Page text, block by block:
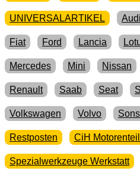
UNIVERSALARTIKEL Audi
Fiat Ford Lancia
Mercedes Mini Nissan
Renault Saab Seat
Volkswagen Volvo
Restposten CiH
Spezialwerkzeuge Werkstatt